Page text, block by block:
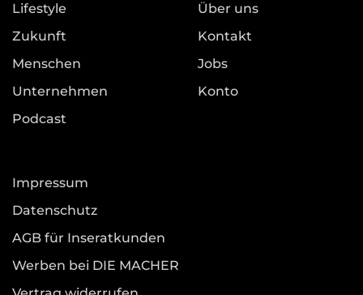
Lifestyle
Zukunft
Menschen
Unternehmen
Podcast
Über uns
Kontakt
Jobs
Konto
Impressum
Datenschutz
AGB für Inseratkunden
Werben bei DIE MACHER